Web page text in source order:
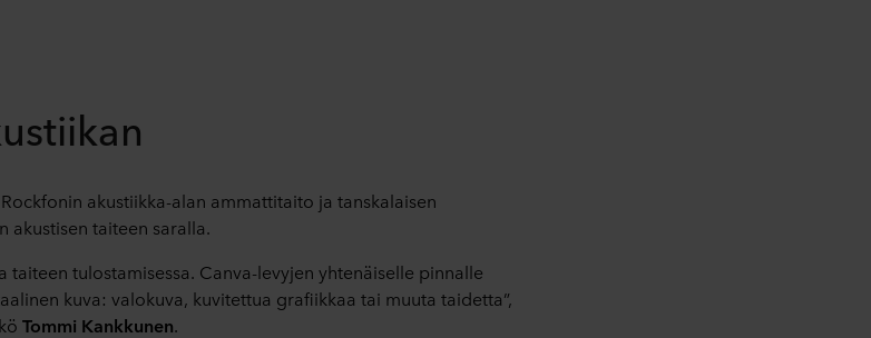
akustiikka-alan ammattitaito ja tanskalaisen
akustisen taiteen saralla.
tulostamisessa. Canva-levyjen yhtenäiselle pinnalle
kuva: valokuva, kuvitettua grafiikkaa tai muuta taidetta”,
Tommi Kankkunen.